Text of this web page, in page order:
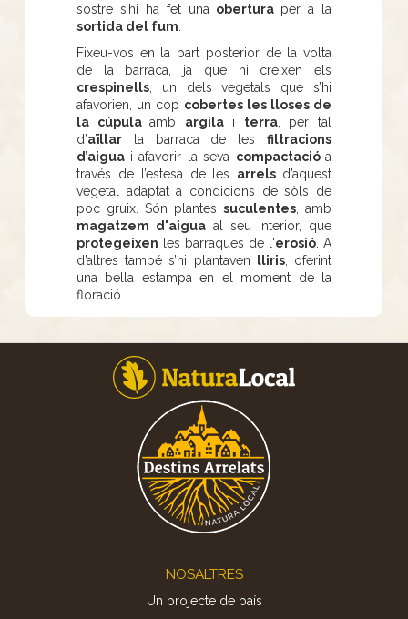
sostre s’hi ha fet una obertura per a la
sortida del fum
Fixeu-vos en la part posterior de la volta
de la barraca, ja que hi creixen els
crespinells , un dels vegetals que s’hi
afavorien, un cop cobertes les lloses de
la cúpulaamb argila i terra, per tal
d’aïllar la barraca de les filtracions
d’aigua i afavorir la seva compactació a
través de l’estesa de les arrels d’aquest
vegetal adaptat a condicions de sòls de
poc gruix. Són plantes suculentes , amb
magatzem d'aigua al seu interior, que
protegeixen les barraques de l'erosió . A
d’altres també s’hi plantaven
lliris, oferint
una bella estampa en el moment de la
floració.
NOSALTRES
Un projecte de país